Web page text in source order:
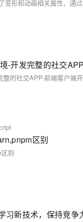
区别
别
习新技术，保持竞争